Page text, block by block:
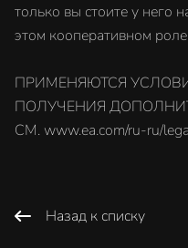
только вы стоите у него
этом кооперативном
ПРИМЕНЯЮТСЯ
ПОЛУЧЕНИЯ
СМ. www.ea.com/ru-ru/
Назад к списку